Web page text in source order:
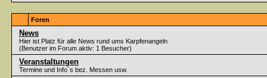
Foren
News
Hier ist Platz für alle News rund ums Karpfenangeln
(Benutzer im Forum aktiv: 1 Besucher)
Veranstaltungen
Termine und Info`s bez. Messen usw.